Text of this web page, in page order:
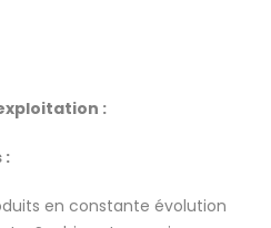
:
:
en constante évolution